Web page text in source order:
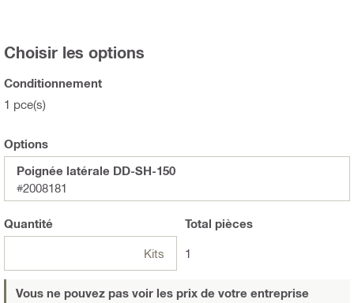
Choisir les options
Conditionnement
1 pce(s)
Options
Poignée latérale DD-SH-150
#2008181
Quantité
Kits
Total pièces
1
Vous ne pouvez pas voir les prix de votre entreprise